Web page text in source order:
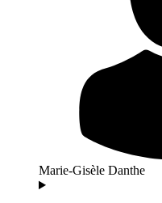
Marie-Gisèle Danthe